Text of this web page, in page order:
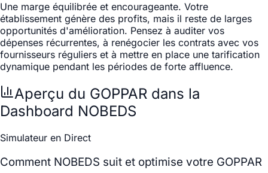
Une marge équilibrée et encourageante. Votre
établissement génère des profits, mais il reste de larges
opportunités d'amélioration. Pensez à auditer vos
dépenses récurrentes, à renégocier les contrats avec vos
fournisseurs réguliers et à mettre en place une tarification
dynamique pendant les périodes de forte affluence.
Aperçu du GOPPAR dans la
Dashboard NOBEDS
Simulateur en Direct
Comment NOBEDS suit et optimise votre GOPPAR